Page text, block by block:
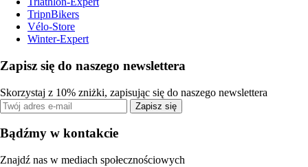
TripnBikers
Vélo-Store
Winter-Expert
Zapisz się do naszego newslettera
Skorzystaj z 10% zniżki, zapisując się do naszego newslettera
Zapisz się
Bądźmy w kontakcie
Znajdź nas w mediach społecznościowych